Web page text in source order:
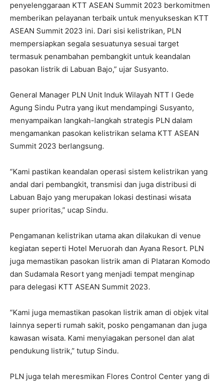
penyelenggaraan KTT ASEAN Summit 2023 berkomitmen
memberikan pelayanan terbaik untuk menyukseskan KTT
ASEAN Summit 2023 ini. Dari sisi kelistrikan, PLN
mempersiapkan segala sesuatunya sesuai target
termasuk penambahan pembangkit untuk keandalan
pasokan listrik di Labuan Bajo,” ujar Susyanto.
General Manager PLN Unit Induk Wilayah NTT I Gede
Agung Sindu Putra yang ikut mendampingi Susyanto,
menyampaikan langkah-langkah strategis PLN dalam
mengamankan pasokan kelistrikan selama KTT ASEAN
Summit 2023 berlangsung.
“Kami pastikan keandalan operasi sistem kelistrikan yang
andal dari pembangkit, transmisi dan juga distribusi di
Labuan Bajo yang merupakan lokasi destinasi wisata
super prioritas,” ucap Sindu.
Pengamanan kelistrikan utama akan dilakukan di venue
kegiatan seperti Hotel Meruorah dan Ayana Resort. PLN
juga memastikan pasokan listrik aman di Plataran Komodo
dan Sudamala Resort yang menjadi tempat menginap
para delegasi KTT ASEAN Summit 2023.
“Kami juga memastikan pasokan listrik aman di objek vital
lainnya seperti rumah sakit, posko pengamanan dan juga
kawasan wisata. Kami menyiagakan personel dan alat
pendukung listrik,” tutup Sindu.
PLN juga telah meresmikan Flores Control Center yang di